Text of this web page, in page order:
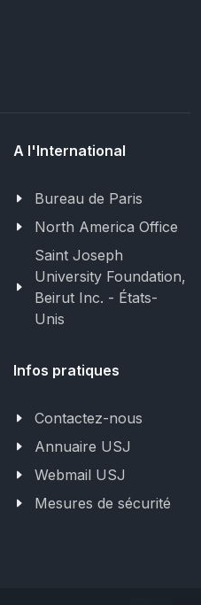
A l'International
Bureau de Paris
North America Office
Saint Joseph
University Foundation,
Beirut Inc. - États-
Unis
Infos pratiques
Contactez-nous
Annuaire USJ
Webmail USJ
Mesures de sécurité